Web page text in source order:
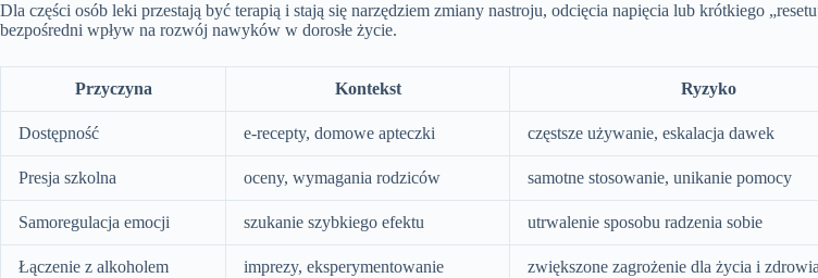
Dla części osób leki przestają być terapią i stają się narzędziem zmiany nastroju, odcięcia napięcia lub krótkiego
bezpośredni wpływ na rozwój nawyków w dorosłe życie.
Przyczyna Kontekst Ryzyko
Dostępność e-recepty, domowe apteczki częstsze używanie, eskalacja dawek
Presja szkolna oceny, wymagania rodziców samotne stosowanie, unikanie pomocy
Samoregulacja emocji szukanie szybkiego efektu utrwalenie sposobu radzenia sobie
Łączenie z alkoholem imprezy, eksperymentowanie
zwiększone zagrożenie dla życia i